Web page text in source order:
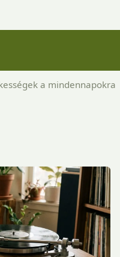
a mindennapokra